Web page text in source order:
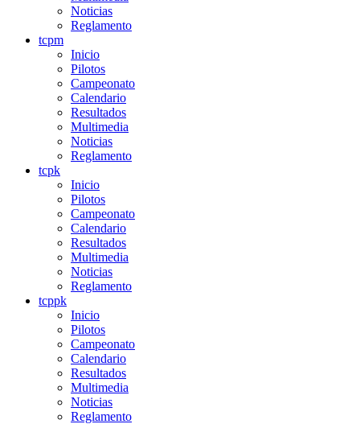
Noticias
Reglamento
tcpm
Inicio
Pilotos
Campeonato
Calendario
Resultados
Multimedia
Noticias
Reglamento
tcpk
Inicio
Pilotos
Campeonato
Calendario
Resultados
Multimedia
Noticias
Reglamento
tcppk
Inicio
Pilotos
Campeonato
Calendario
Resultados
Multimedia
Noticias
Reglamento